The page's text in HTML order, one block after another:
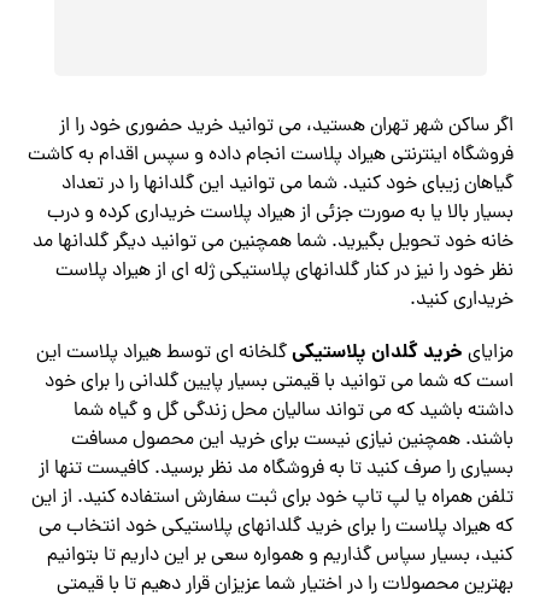
اگر ساکن شهر تهران هستید، می توانید خرید حضوری خود را از
فروشگاه اینترنتی هیراد پلاست انجام داده و سپس اقدام به کاشت
گیاهان زیبای خود کنید. شما می توانید این گلدانها را در تعداد
بسیار بالا یا به صورت جزئی از هیراد پلاست خریداری کرده و درب
خانه خود تحویل بگیرید. شما همچنین می توانید دیگر گلدانها مد
نظر خود را نیز در کنار گلدانهای پلاستیکی ژله ای از هیراد پلاست
خریداری کنید.
مزایای خرید گلدان پلاستیکیگلخانه ای توسط هیراد پلاست این
است که شما می توانید با قیمتی بسیار پایین گلدانی را برای خود
داشته باشید که می تواند سالیان محل زندگی گل و گیاه شما
باشند. همچنین نیازی نیست برای خرید این محصول مسافت
بسیاری را صرف کنید تا به فروشگاه مد نظر برسید. کافیست تنها از
تلفن همراه یا لپ تاپ خود برای ثبت سفارش استفاده کنید. از این
که هیراد پلاست را برای خرید گلدانهای پلاستیکی خود انتخاب می
کنید، بسیار سپاس گذاریم و همواره سعی بر این داریم تا بتوانیم
بهترین محصولات را در اختیار شما عزیزان قرار دهیم تا با قیمتی